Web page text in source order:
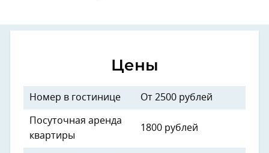
Цены
Номер в гостинице От 2500 рублей
Посуточная аренда
квартиры
1800 рублей